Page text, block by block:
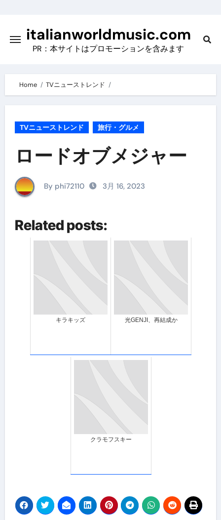
contentitalianworldmusic.com
PR：本サイトはプロモーションを含みます
Home TVニューストレンド
TVニューストレンド 旅行・グルメ
ロードオブメジャー
By phi72110 3月 16, 2023
Related posts:
キラキッズ 光GENJI、再結成か
クラモフスキー